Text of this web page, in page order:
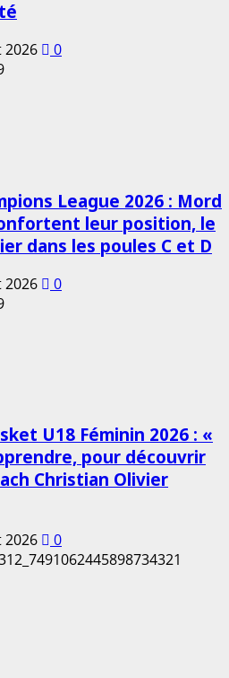
2026
0
League 2026 : Mord
leur position, le
dans les poules C et D
2026
0
U18 Féminin 2026 : «
pour découvrir
Christian Olivier
2026
0